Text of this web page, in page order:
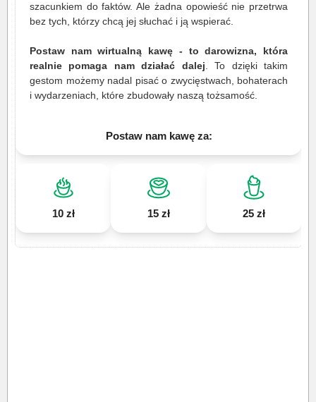
szacunkiem do faktów. Ale żadna opowieść nie przetrwa
bez tych, którzy chcą jej słuchać i ją wspierać.
Postaw nam wirtualną kawę - to darowizna, która
realnie pomaga nam działać dalej . To dzięki takim
gestom możemy nadal pisać o zwycięstwach, bohaterach
i wydarzeniach, które zbudowały naszą tożsamość.
Postaw nam kawę za:
10 zł 15 zł 25 zł